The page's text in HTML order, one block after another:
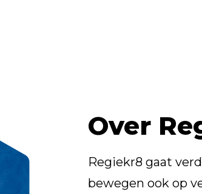
Over
Regiekr8 gaat
bewegen ook op